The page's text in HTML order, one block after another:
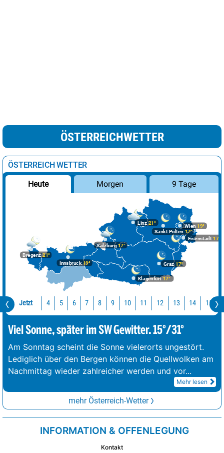
ÖSTERREICHWETTER
ÖSTERREICH WETTER
Heute Morgen 9 Tage
Bregenz21°
Graz17°
Innsbruck19°
Klagenfurt 17°
Linz21°
Salzburg17°
Wien 19°
Eisenstadt 17°
Sankt Pölten 17°
Jetzt 4 5 6 7 8 9 10 11 12 13 14 15
Viel Sonne, später im SW Gewitter. 15°/31°
Am Sonntag scheint die Sonne vielerorts ungestört.
Lediglich über den Bergen können die Quellwolken am
Nachmittag wieder zahlreicher werden und vor...
Mehr lesen
mehr Österreich-Wetter
INFORMATION & OFFENLEGUNG
Kontakt